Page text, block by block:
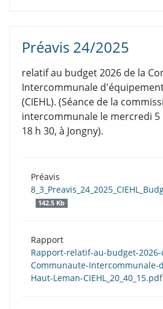
Préavis 24/2025
relatif au budget 2026 de la
Intercommunale
(CIEHL). (Séance de la
intercommunale le mercredi 5
18 h 30, à Jongny).
Préavis
142.5 Kb
Rapport
Rapport-relatif-au-budget-2026-
Communaute-Intercommunale-
Haut-Leman-CIEHL_20_40_15.pdf